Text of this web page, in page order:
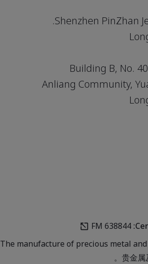
Shenzhen PinZhan
Building B, No.
Anliang Community,
FM 638844
The manufacture of precious metal
贵金属